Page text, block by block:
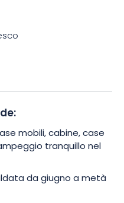
circondati da abeti
animali emblematici
è accessibile da
km di piste ciclabili
possono
della foresta. A pochi
mobili, cabine, case
tranquillo nel
da giugno a metà